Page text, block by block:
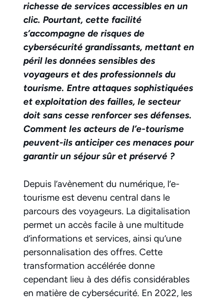
richesse de services accessibles en un
clic. Pourtant, cette facilité
s’accompagne de risques de
cybersécurité grandissants, mettant en
péril les données sensibles des
voyageurs et des professionnels du
tourisme. Entre attaques sophistiquées
et exploitation des failles, le secteur
doit sans cesse renforcer ses défenses.
Comment les acteurs de l’e-tourisme
peuvent-ils anticiper ces menaces pour
garantir un séjour sûr et préservé ?
Depuis l’avènement du numérique, l’e-
tourisme est devenu central dans le
parcours des voyageurs. La digitalisation
permet un accès facile à une multitude
d’informations et services, ainsi qu’une
personnalisation des offres. Cette
transformation accélérée donne
cependant lieu à des défis considérables
en matière de cybersécurité. En 2022, les